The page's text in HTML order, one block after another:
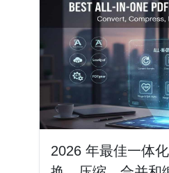
2026 年最佳一体